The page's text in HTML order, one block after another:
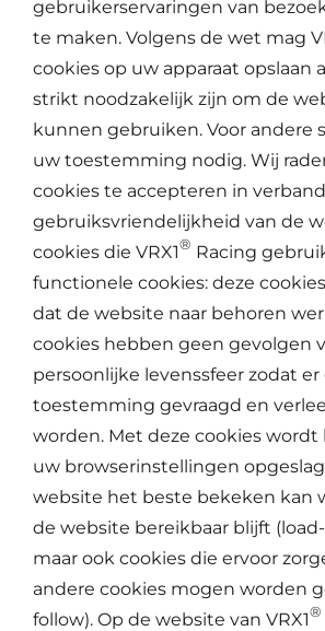
gebruikerservaringen van
te maken. Volgens de wet mag
cookies op uw apparaat opslaan
strikt noodzakelijk zijn om de
kunnen gebruiken. Voor andere
uw toestemming nodig. Wij
cookies te accepteren in
gebruiksvriendelijkheid van de
cookies die VRX1® Racing
functionele cookies: deze
dat de website naar behoren
cookies hebben geen gevolgen
persoonlijke levenssfeer zodat er
toestemming gevraagd en
worden. Met deze cookies wordt
uw browserinstellingen
website het beste bekeken kan
de website bereikbaar blijft
maar ook cookies die ervoor
andere cookies mogen worden
follow). Op de website van VRX1®